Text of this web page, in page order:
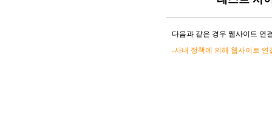
다음과 같은 경우 웹사이트 연
-사내 정책에 의해 웹사이트